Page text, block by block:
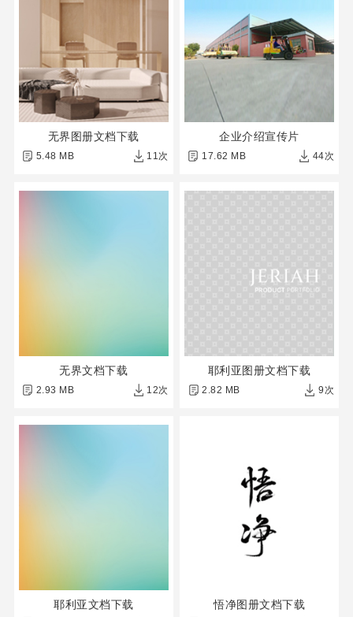
无界图册文档下载
5.48 MB 11次
企业介绍宣传片
17.62 MB 44次
无界文档下载
2.93 MB 12次
耶利亚图册文档下载
2.82 MB 9次
耶利亚文档下载 悟净图册文档下载